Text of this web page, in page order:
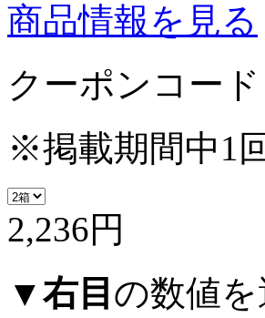
商品情報を見る
クーポンコード
※掲載期間中1
2,236円
▼右目 の数値